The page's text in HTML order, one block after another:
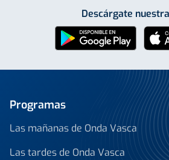
Descárgate
Programas
Las mañanas de Onda Vasca
Las tardes de Onda Vasca